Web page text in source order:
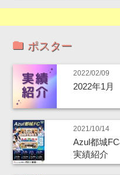
ポスター
2022/02/09
2022年1
2021/10/14
Azul都城
実績紹介